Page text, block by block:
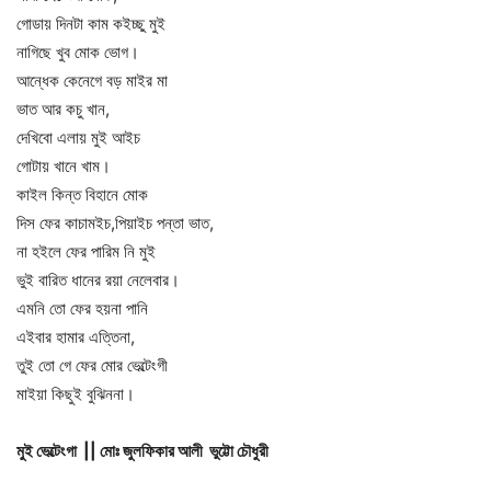
গোডায় দিনটা কাম কইচ্ছু মুই
নাগিছে খুব মোক ভোগ।
আন্ধেক কেনেগে বড় মাইর মা
ভাত আর কচু খান,
দেখিবো এলায় মুই আইচ
গোটায় খানে খাম।
কাইল কিন্ত বিহানে মোক
দিস ফের কাচামইচ,পিয়াইচ পন্তা ভাত,
না হইলে ফের পারিম নি মুই
ভুই বারিত ধানের রয়া নেলেবার।
এমনি তো ফের হয়না পানি
এইবার হামার এত্তিনা,
তুই তো গে ফের মোর ভেল্টেংগী
মাইয়া কিছুই বুঝিননা।
মুই ভেল্টেংগা || মোঃ জুলফিকার আলী ভুট্টো চৌধুরী